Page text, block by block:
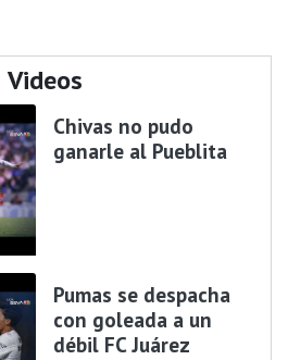
Videos
Chivas no pudo
ganarle al Pueblita
Pumas se despacha
con goleada a un
débil FC Juárez